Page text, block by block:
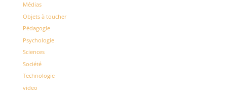
Médias
Objets à toucher
Pédagogie
Psychologie
Sciences
Société
Technologie
video